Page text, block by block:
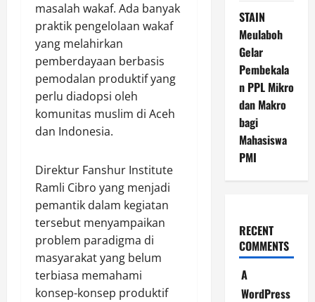
masalah wakaf. Ada banyak
praktik pengelolaan wakaf
yang melahirkan
pemberdayaan berbasis
pemodalan produktif yang
perlu diadopsi oleh
komunitas muslim di Aceh
dan Indonesia.
Direktur Fanshur Institute
Ramli Cibro yang menjadi
pemantik dalam kegiatan
tersebut menyampaikan
problem paradigma di
masyarakat yang belum
terbiasa memahami
konsep-konsep produktif
STAIN
Meulaboh
Gelar
Pembekala
n PPL Mikro
dan Makro
bagi
Mahasiswa
PMI
RECENT
COMMENTS
A
WordPress